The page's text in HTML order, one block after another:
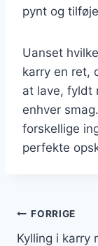
pynt og
Uanset
karry en ret,
at lave, fyldt
enhver
forskellige
perfekte
FORRIGE
Kylling i karry